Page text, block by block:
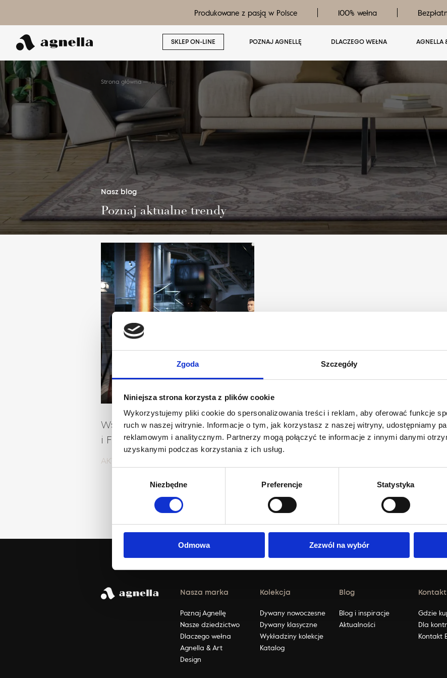
Zgoda Szczegóły
Niniejsza strona korzysta z plików cookie
Wykorzystujemy pliki cookie do spersonalizowania treści i reklam, aby oferować funkcje
ruch w naszej witrynie. Informacje o tym, jak korzystasz z naszej witryny, udostępniamy
reklamowym i analitycznym. Partnerzy mogą połączyć te informacje z innymi danymi
uzyskanymi podczas korzystania z ich usług.
Niezbędne Preferencje Statystyka
Odmowa Zezwól na wybór
Produkowane z pasją w Polsce 100% wełna
SKLEP ON-LINE POZNAJ AGNELLĘ DLACZEGO WEŁNA AGNELLA
Strona główna Produkty
Nasz blog
Poznaj aktualne trendy
Współpraca Agnelli z Operą
i Filharmonią Podlaską
AKTUALNOŚCI
Nasza marka
Poznaj Agnellę
Nasze dziedzictwo
Dlaczego wełna
Agnella & Art
Design
Kolekcja
Dywany nowoczesne
Dywany klasyczne
Wykładziny kolekcje
Katalog
Blog
Blog i inspiracje
Aktualności
Kontakt
Gdzie
Dla
Kontakt
Wyszukaj produkt